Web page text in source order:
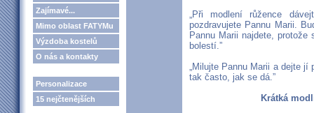
Zajímavé...
Mimo oblast FATYMu
Výzdoba kostelů
O nás a kontakty
Personalizace
15 nejčtenějších
„Při modlení růžence
pozdravujete Pannu Marii.
Pannu Marii najdete,
bolestí.”
„Milujte Pannu Marii a dejte
tak často, jak se dá.”
Krátká